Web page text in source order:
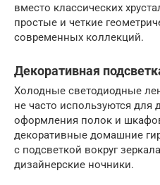
вместо классических
простые и четкие
современных коллекций.
Декоративная
Холодные светодиодные
не часто используются для
оформления полок и
декоративные домашние
с подсветкой вокруг
дизайнерские ночники.